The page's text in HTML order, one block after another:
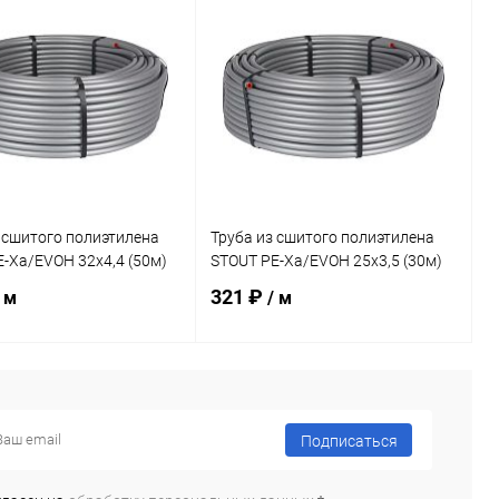
в 1 клик Сравнение
заказ 3-5
дней
Купить в 1 клик Сравнение
В избранное
заказ 3-5
дней
полиэтилена
Xa/EVOH 32х4,4 (50м)
м
в 1 клик
Труба из сшитого полиэтилена
STOUT PE-Xa/EVOH 25х3,5 (30м)
321 ₽/ м
Купить в 1 клик Сравнение
Подписаться